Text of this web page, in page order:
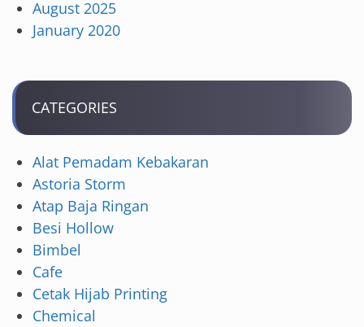
August 2025
January 2020
CATEGORIES
Alat Pemadam Kebakaran
Astoria Storm
Atap Baja Ringan
Besi Hollow
Bimbel
Cafe
Cetak Hijab Printing
Chemical